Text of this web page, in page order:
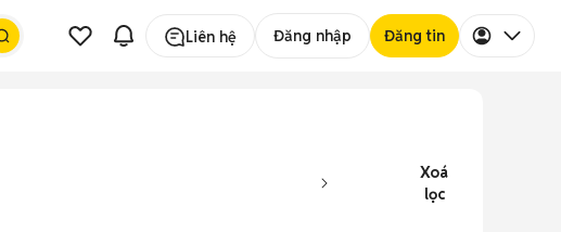
Liên hệ Đăng nhập Đăng tin
Xoá
lọc